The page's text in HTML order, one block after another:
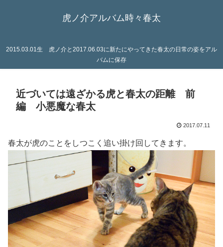
虎ノ介アルバム時々春太
2015.03.01生 虎ノ介と2017.06.03に新たにやってきた春太の日常の姿をアル
バムに保存
近づいては遠ざかる虎と春太の距離 前
編 小悪魔な春太
2017.07.11
春太が虎のことをしつこく追い掛け回してきます。